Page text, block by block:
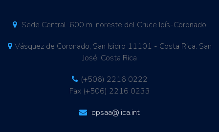
Sede Central. 600 m. noreste del Cruce Ipís-Coronado
Vásquez de Coronado, San Isidro 11101 - Costa Rica. San
José, Costa Rica
(+506) 2216 0222
Fax (+506) 2216 0233
opsaa@iica.int